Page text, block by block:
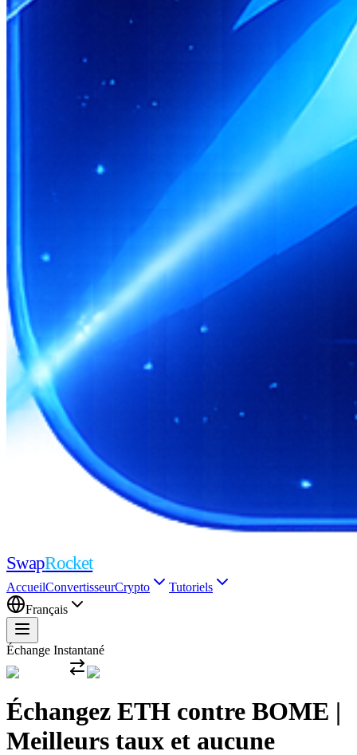
SwapRocket
AccueilConvertisseurCrypto
Tutoriels
Français
Échange Instantané
Échangez ETH contre BOME |
Meilleurs taux et aucune